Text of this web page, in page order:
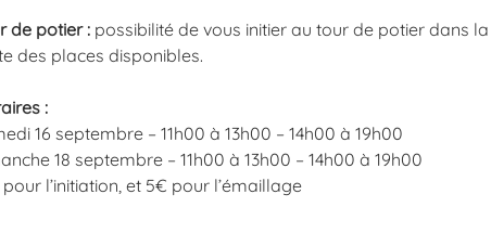
de potier : possibilité de vous initier au tour de potier dans la
des places disponibles.
:
16 septembre – 11h00 à 13h00 – 14h00 à 19h00
18 septembre – 11h00 à 13h00 – 14h00 à 19h00
pour l’initiation, et 5€ pour l’émaillage